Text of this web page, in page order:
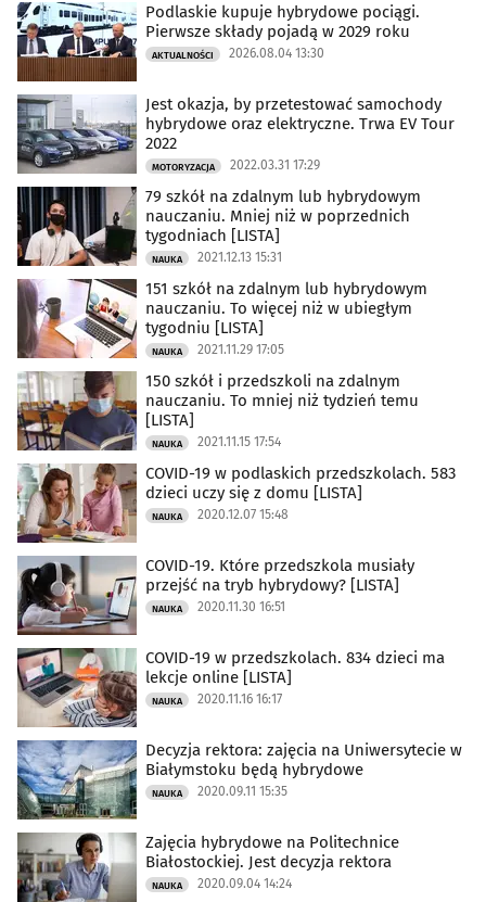
Podlaskie kupuje hybrydowe pociągi.
Pierwsze składy pojadą w 2029 roku
AKTUALNOŚCI 2026.08.04 13:30
Jest okazja, by przetestować samochody
hybrydowe oraz elektryczne. Trwa EV Tour
2022
MOTORYZACJA 2022.03.31 17:29
79 szkół na zdalnym lub hybrydowym
nauczaniu. Mniej niż w poprzednich
tygodniach [LISTA]
NAUKA 2021.12.13 15:31
151 szkół na zdalnym lub hybrydowym
nauczaniu. To więcej niż w ubiegłym
tygodniu [LISTA]
NAUKA 2021.11.29 17:05
150 szkół i przedszkoli na zdalnym
nauczaniu. To mniej niż tydzień temu
[LISTA]
NAUKA 2021.11.15 17:54
COVID-19 w podlaskich przedszkolach. 583
dzieci uczy się z domu [LISTA]
NAUKA 2020.12.07 15:48
COVID-19. Które przedszkola musiały
przejść na tryb hybrydowy? [LISTA]
NAUKA 2020.11.30 16:51
COVID-19 w przedszkolach. 834 dzieci ma
lekcje online [LISTA]
NAUKA 2020.11.16 16:17
Decyzja rektora: zajęcia na Uniwersytecie w
Białymstoku będą hybrydowe
NAUKA 2020.09.11 15:35
Zajęcia hybrydowe na Politechnice
Białostockiej. Jest decyzja rektora
NAUKA 2020.09.04 14:24